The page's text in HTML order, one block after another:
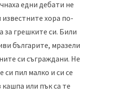
едни дебати не
хора по-
за грешките си. Били
българите, мразели
си съграждани. Не
си пил малко и си се
кашпа или пък са те